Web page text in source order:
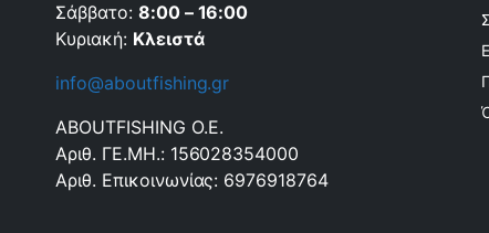
Σάββατο: 8:00 – 16:00
Κυριακή: Κλειστά
info@aboutfishing.gr
ABOUTFISHING Ο.Ε.
Αριθ. ΓΕ.ΜΗ.: 156028354000
Αριθ. Επικοινωνίας: 6976918764